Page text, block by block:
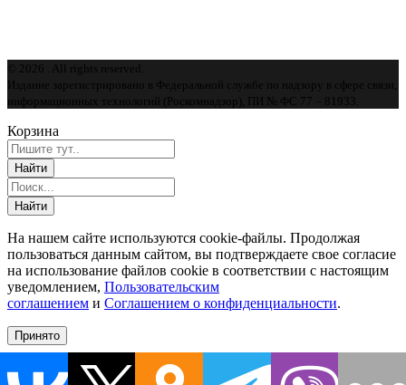
© 2026 . All rights reserved.
Издание зарегистрировано в Федеральной службе по надзору в сфере связи,
информационных технологий (Роскомнадзор), ПИ № ФС 77 – 81933.
Корзина
На нашем сайте используются cookie-файлы. Продолжая
пользоваться данным сайтом, вы подтверждаете свое согласие
на использование файлов cookie в соответствии с настоящим
уведомлением, Пользовательским
соглашением и Соглашением о конфиденциальности.
Принято